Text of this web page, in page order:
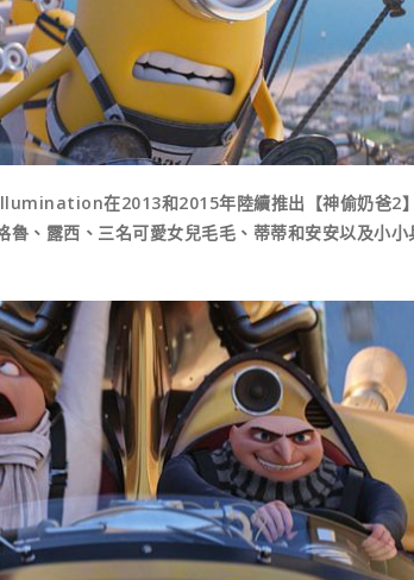
在2013和2015年陸續推出【神偷奶爸2
魯、露西、三名可愛女兒毛毛、蒂蒂和安安以及小小